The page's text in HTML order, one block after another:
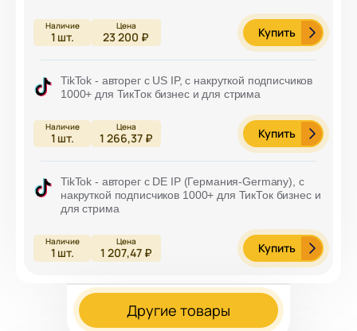
1 шт. 23 200 ₽ Купить
TikTok - авторег с US IP, с накруткой подписчиков
1000+ для ТикТок бизнес и для стрима
1 шт. 1 266,37 ₽ Купить
TikTok - авторег с DE IP (Германия-Germany), с
накруткой подписчиков 1000+ для ТикТок бизнес и
для стрима
1 шт. 1 207,47 ₽ Купить
Другие товары